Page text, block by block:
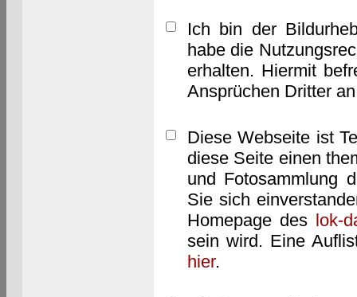
Ich bin der
habe die
erhalten. Hiermit
Ansprüchen Dritter
Diese Webseite ist
diese Seite einen
und Fotosammlung
Sie sich
Homepage des lok-
sein wird. Eine
hier.